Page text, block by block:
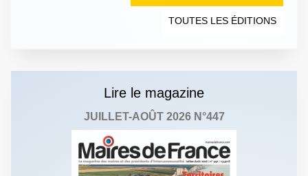
TOUTES LES ÉDITIONS
Lire le magazine
JUILLET-AOÛT 2026 N°447